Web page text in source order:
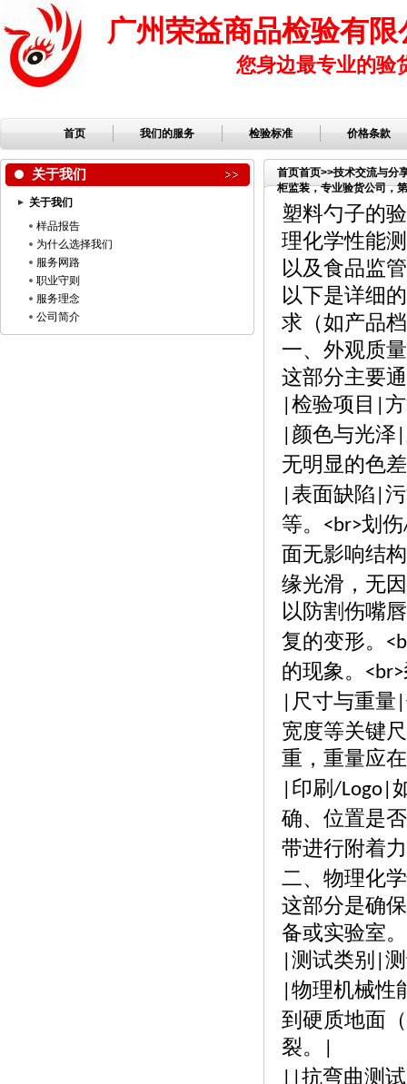
广州荣益商品检验有限
您身边最专业的验
首页 我们的服务 检验标准 价格条款
关于我们
关于我们
样品报告
为什么选择我们
服务网路
职业守则
服务理念
公司简介
首页首页>>技术交流与分
柜监装，专业验货公司，
品公司，服装检品，鞋子
塑料勺子的
理化学性能
以及食品监
以下是详细
求（如产品
一、外观质
这部分主要
检验项目
颜色与光泽
无明显的色
表面缺陷
等。
<br>划伤
面无影响结
缘光滑，无
以防割伤嘴
复的变形。
的现象。 <br>
尺寸与重量
宽度等关键
重，重量应
印刷 /Logo|
确、位置是
带进行附着
二、物理化
这部分是确
备或实验室。
测试类别
物理机械性
到硬质地面
裂。
抗弯曲测试